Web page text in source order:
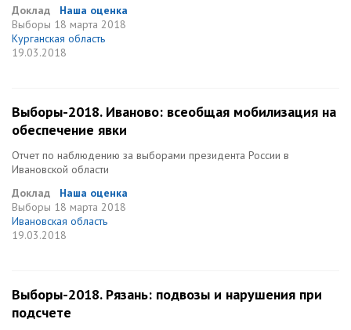
Доклад
Наша оценка
Выборы 18 марта 2018
Курганская область
19.03.2018
Выборы-2018. Иваново: всеобщая мобилизация на
обеспечение явки
Отчет по наблюдению за выборами президента России в
Ивановской области
Доклад
Наша оценка
Выборы 18 марта 2018
Ивановская область
19.03.2018
Выборы-2018. Рязань: подвозы и нарушения при
подсчете